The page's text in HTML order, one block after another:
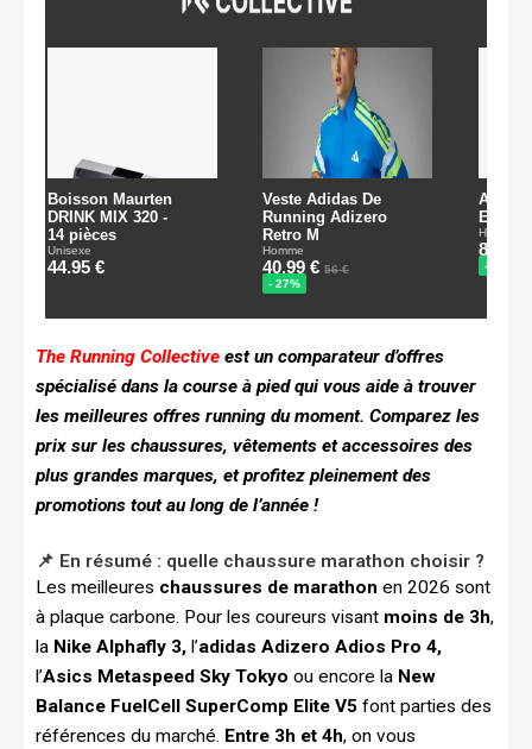
The Running Collective est un comparateur d’offres
spécialisé dans la course à pied qui vous aide à trouver
les meilleures offres running du moment. Comparez les
prix sur les chaussures, vêtements et accessoires des
plus grandes marques, et profitez pleinement des
promotions tout au long de l’année !
📌 En résumé : quelle chaussure marathon choisir ?
Les meilleures chaussures de marathon en 2026 sont
à plaque carbone. Pour les coureurs visant moins de 3h,
la Nike Alphafly 3, l’adidas Adizero Adios Pro 4,
l’Asics Metaspeed Sky Tokyo ou encore la New
Balance FuelCell SuperComp Elite V5 font parties des
références du marché. Entre 3h et 4h, on vous